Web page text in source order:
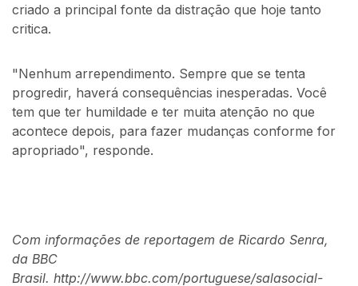
criado a principal fonte da distração que hoje tanto
critica.
"Nenhum arrependimento. Sempre que se tenta
progredir, haverá consequências inesperadas. Você
tem que ter humildade e ter muita atenção no que
acontece depois, para fazer mudanças conforme for
apropriado", responde.
Com informações de reportagem de Ricardo Senra,
da BBC
Brasil. http://www.bbc.com/portuguese/salasocial-